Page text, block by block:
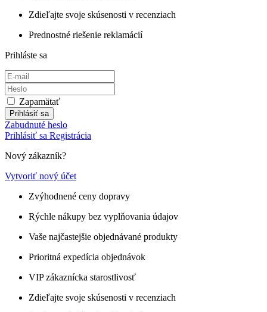
Zdieľajte svoje skúsenosti v recenziach
Prednostné riešenie reklamácií
Prihláste sa
Zapamätať
Prihlásiť sa
Zabudnuté heslo
Prihlásiť sa Registrácia
Nový zákazník?
Vytvoriť nový účet
Zvýhodnené ceny dopravy
Rýchle nákupy bez vyplňovania údajov
Vaše najčastejšie objednávané produkty
Prioritná expedícia objednávok
VIP zákaznícka starostlivosť
Zdieľajte svoje skúsenosti v recenziach